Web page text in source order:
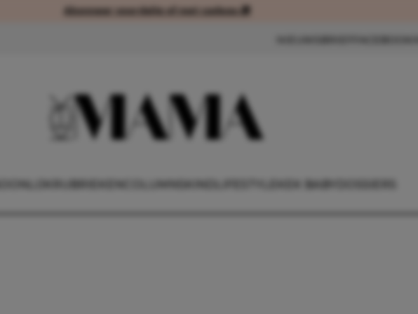
Abonneer voordelig of met cadeau 🎁Abonneer voordelig of met cadeau 🎁